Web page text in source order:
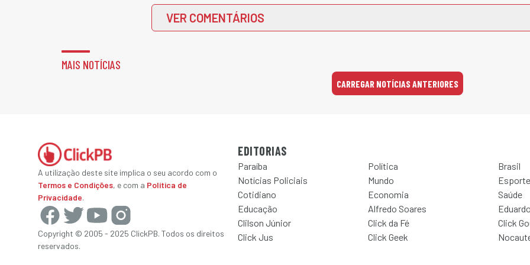
VER COMENTÁRIOS
MAIS NOTÍCIAS
CARREGAR NOTÍCIAS ANTERIORES
A utilização deste site implica o seu acordo com o
Termos e Condições, e com a Política de
Privacidade.
Copyright © 2005 - 2025 ClickPB. Todos os direitos
reservados.
EDITORIAS
Paraíba Política
Brasil
Notícias Policiais
Mundo
Esporte
Cotidiano
Economia
Saúde
Educação
Alfredo Soares
Clilson Júnior
Click da Fé
Click
Click Jus
Click Geek